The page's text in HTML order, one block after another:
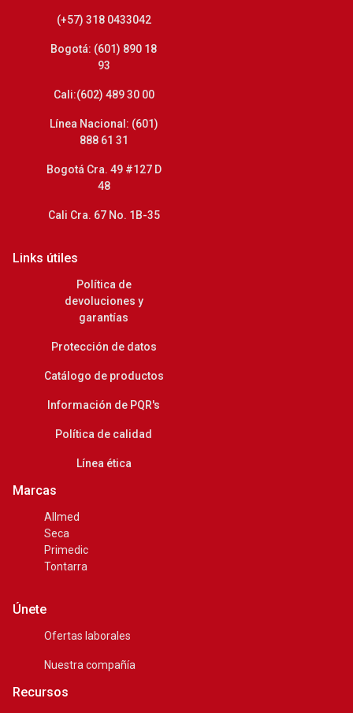
(+57) 318 0433042
Bogotá: (601) 890 18
93
Cali:(602) 489 30 00
Línea Nacional: (601)
888 61 31
Bogotá Cra. 49 #127 D
48
Cali Cra. 67 No. 1B-35
Links útiles
Política de
devoluciones y
garantías
Protección de datos
Catálogo de productos
Información de PQR's
Política de calidad
Línea ética
Marcas
Allmed
Seca
Primedic
Tontarra
Únete
Ofertas laborales
Nuestra compañía
Recursos